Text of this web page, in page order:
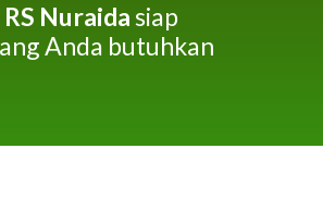
Nuraidasiap
Anda butuhkan